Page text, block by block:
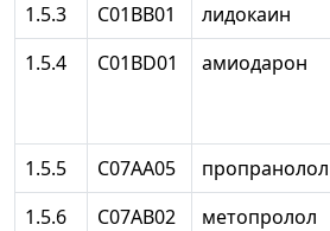
1.5.3 С01ВВ01 лидокаин
1.5.4
C01BD01 амиодарон
1.5.5 С07АА05 пропранолол
1.5.6
С07АВ02 метопролол